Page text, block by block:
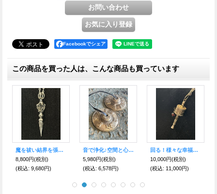
Facebookでシェア
この商品を買った人は、こんな商品も買っています
回る！様々な幸福を呼び寄せる・チベット密教の法具・マニ車 ネックレス Silver925
悪運を切り離し、全ての悩みから解放！最強のお守り 密教法具 カルティカ
3,800円
(税込
回る！様々な幸福を呼び寄せる・チベット密教の法具・マニ車SS
3,500円
(税込
4,200円
(税込: